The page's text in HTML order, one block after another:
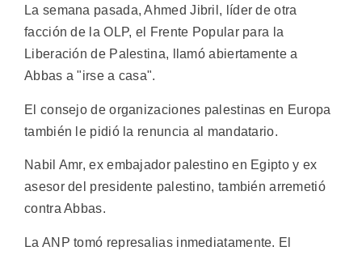
La semana pasada, Ahmed Jibril, líder de otra
facción de la OLP, el Frente Popular para la
Liberación de Palestina, llamó abiertamente a
Abbas a "irse a casa".
El consejo de organizaciones palestinas en Europa
también le pidió la renuncia al mandatario.
Nabil Amr, ex embajador palestino en Egipto y ex
asesor del presidente palestino, también arremetió
contra Abbas.
La ANP tomó represalias inmediatamente. El